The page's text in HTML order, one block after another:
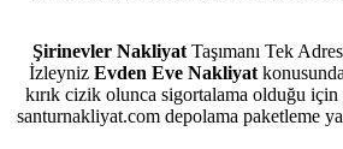
Şirinevler Nakliyat Taşımanı Tek
İzleyniz Evden Eve Nakliyat
kırık cizik olunca sigortalama olduğu için
santurnakliyat.com depolama paketleme